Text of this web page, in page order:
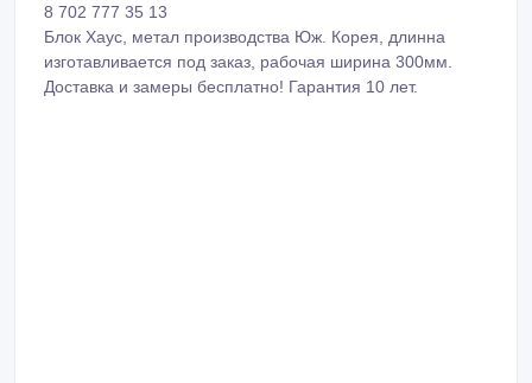
8 702 777 35 13
Блок Хаус, метал производства Юж. Корея, длинна
изготавливается под заказ, рабочая ширина 300мм.
Доставка и замеры бесплатно! Гарантия 10 лет.